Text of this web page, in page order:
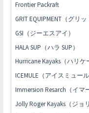
Frontier Packraft
GRIT EQUIPMENT（グリ
GSI（ジーエスアイ）
HALA SUP（ハラ SUP）
Hurricane Kayaks（ハリケ
ICEMULE（アイスミュール
Immersion Resarch（イマ
Jolly Roger Kayaks（ジョ